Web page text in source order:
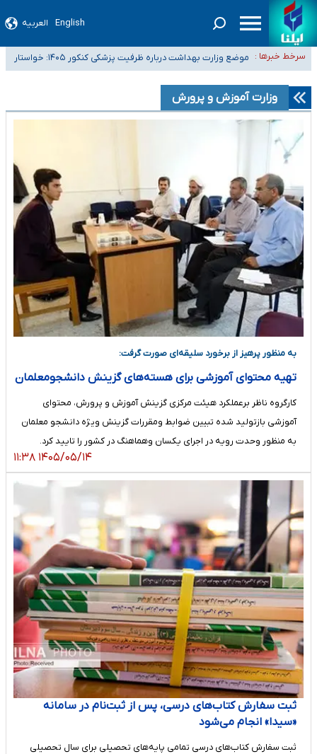
English العربیه
سرخط خبرها :
۴۰ تا ۵۰ روز گرمای نسبی در پیش داریم/ دمای تهران به ۳۸ درجه می‌رسد
موضع وزارت بهداشت درباره ظرفیت پزشکی کنکور ۱۴۰۵: خواستار
اصلاح ظرفیت‌ها هستیم، اما هنوز پاسخ مشخصی نگرفته‌ایم
تعویق آزمون ورودی دکترای تخصصی فرماندهی صحنه عملیات و دکترای
تخصصی جغرافیای نظامی دافوس آجا
خبرنگاران راویان حقیقت با دغدغه نان، مسکن و بیمه
آخرین وضعیت شیوع عفونت‌های تنفسی در کشور/ خوزستان و کرمان بالاتر از
آستانه هشدار
وزارت آموزش و پرورش
به منظور پرهیز از برخورد سلیقه‌ای صورت گرفت:
تهیه محتوای آموزشی برای هسته‌های گزینش دانشجومعلمان
کارگروه ناظر برعملکرد هیئت مرکزی گزینش آموزش و پرورش، محتوای
آموزشی بازتولید شده تبیین ضوابط ومقررات گزینش ویژه دانشجو معلمان
به منظور وحدت رویه در اجرای یکسان وهماهنگ در کشور را تایید کرد.
۱۴۰۵/۰۵/۱۴ ۱۱:۳۸
ثبت سفارش کتاب‌های درسی، پس از ثبت‌نام در سامانه
«سیدا» انجام می‌شود
ثبت سفارش کتاب‌های درسی تمامی پایه‌های تحصیلی برای سال تحصیلی